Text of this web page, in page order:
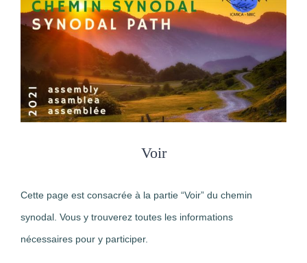
Voir
Cette page est consacrée à la partie “Voir” du chemin
synodal. Vous y trouverez toutes les informations
nécessaires pour y participer.